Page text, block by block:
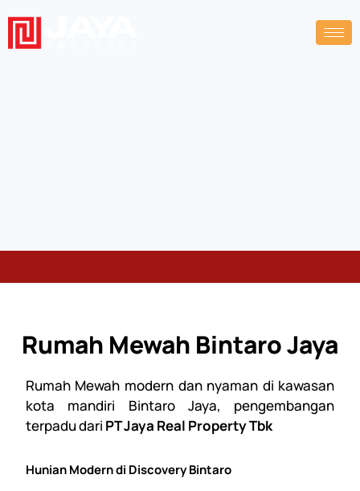
Rumah Mewah Bintaro Jaya
Rumah Mewah modern dan nyaman di kawasan
kota mandiri Bintaro Jaya, pengembangan
terpadu dari PT Jaya Real Property Tbk
Hunian Modern di Discovery Bintaro